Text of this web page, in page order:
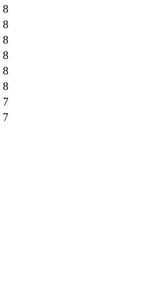
8
8
8
8
8
8
7
7